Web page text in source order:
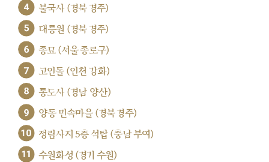
4 불국사 (경북 경주)
5 대릉원 (경북 경주)
6 종묘 (서울 종로구)
7 고인돌 (인천 강화)
8 통도사 (경남 양산)
9 양동 민속마을 (경북 경주)
10 정림사지 5층 석탑 (충남 부여)
11 수원화성 (경기 수원)